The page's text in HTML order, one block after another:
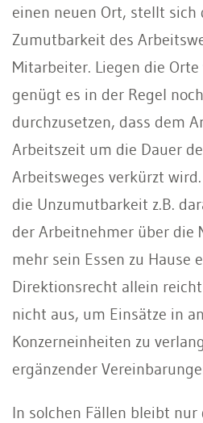
einen neuen Ort, stellt sich
Zumutbarkeit des
Mitarbeiter. Liegen die
genügt es in der Regel
durchzusetzen, dass dem
Arbeitszeit um die Dauer
Arbeitsweges verkürzt
die Unzumutbarkeit z.B.
der Arbeitnehmer über die
mehr sein Essen zu Hause
Direktionsrecht allein
nicht aus, um Einsätze in
Konzerneinheiten zu
ergänzender
In solchen Fällen bleibt